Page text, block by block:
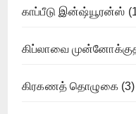
காப்பீடு இன்ஷ்யூரன்ஸ்
கிப்லாவை
கிரகணத் தொழுகை(3)